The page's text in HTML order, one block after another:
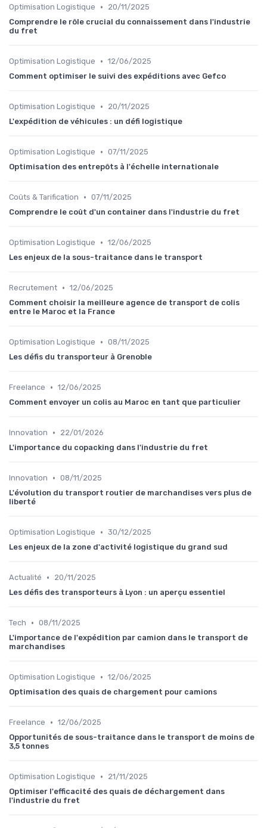
Optimisation Logistique •
20/11/2025
Comprendre le rôle crucial du connaissement dans l'industrie
du fret
Optimisation Logistique • 12/06/2025
Comment optimiser le suivi des expéditions avec Gefco
Optimisation Logistique •
20/11/2025
L'expédition de véhicules : un défi logistique
Optimisation Logistique • 07/11/2025
Optimisation des entrepôts à l'échelle internationale
Coûts & Tarification • 07/11/2025
Comprendre le coût d'un container dans l'industrie du fret
Optimisation Logistique • 12/06/2025
Les enjeux de la sous-traitance dans le transport
Recrutement • 12/06/2025
Comment choisir la meilleure agence de transport de colis
entre le Maroc et la France
Optimisation Logistique • 08/11/2025
Les défis du transporteur à Grenoble
Freelance • 12/06/2025
Comment envoyer un colis au Maroc en tant que particulier
Innovation •
22/01/2026
L'importance du copacking dans l'industrie du fret
Innovation • 08/11/2025
L'évolution du transport routier de marchandises vers plus de
liberté
Optimisation Logistique • 30/12/2025
Les enjeux de la zone d'activité logistique du grand sud
Actualité •
20/11/2025
Les défis des transporteurs à Lyon : un aperçu essentiel
Tech • 08/11/2025
L'importance de l'expédition par camion dans le transport de
marchandises
Optimisation Logistique • 12/06/2025
Optimisation des quais de chargement pour camions
Freelance • 12/06/2025
Opportunités de sous-traitance dans le transport de moins de
3,5 tonnes
Optimisation Logistique •
21/11/2025
Optimiser l'efficacité des quais de déchargement dans
l'industrie du fret